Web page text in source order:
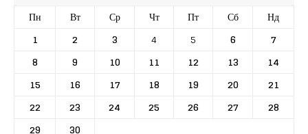
Пн
Вт Ср Чт Пт Сб
Нд
1
2 3 4 5 6
7
8
9 10 11 12 13
14
15
16 17 18 19 20
21
22
23 24 25 26 27
28
29
30